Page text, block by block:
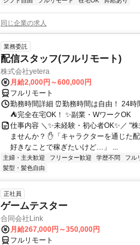
同じ企業の求人
業務委託
配信スタッフ(フルリモート)
株式会社yetera
月給2,000円～600,000円
フルリモート
勤務時間詳細 ⏰勤務時間は自由！ 24時
⛺完全在宅OK！ ✨副業・WワークOK
仕事内容 ＼✨未経験・初心者OK✨／ "
ませんか？ ✋「キャラクターを通じた
好きなことで稼ぎたいけど…」 ...
主婦・主夫歓迎 フリーター歓迎 学歴不問 フル
髪型・髪色自由
正社員
ゲームテスター
合同会社Link
月給267,000円～350,000円
フルリモート